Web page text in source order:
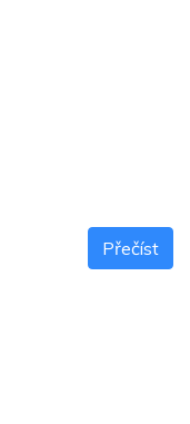
Přečíst